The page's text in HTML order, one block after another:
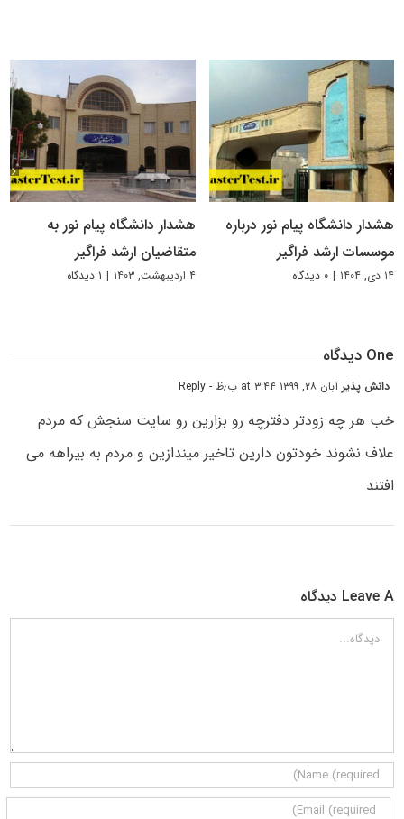
هشدار دانشگاه پیام نور درباره
موسسات ارشد فراگیر
۱۴ دی, ۱۴۰۴ | ۰ دیدگاه
هشدار دانشگاه پیام نور به
متقاضیان ارشد فراگیر
۴ اردیبهشت, ۱۴۰۳ | ۱ دیدگاه
One دیدگاه
دانش پذیرآبان ۲۸, ۱۳۹۹ at ۳:۴۴ ب٫ظ - Reply
خب هر چه زودتر دفترچه رو بزارین رو سایت سنجش که مردم
علاف نشوند خودتون دارین تاخیر میندازین و مردم به بیراهه می
افتند
Leave A دیدگاه
دیدگاه